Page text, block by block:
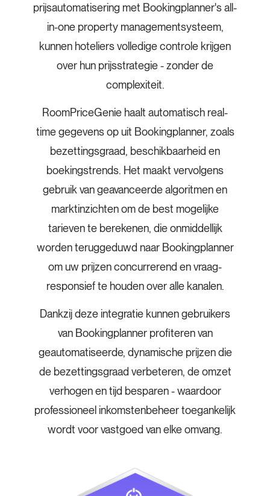
prijsautomatisering met Bookingplanner's all-
in-one property managementsysteem,
kunnen hoteliers volledige controle krijgen
over hun prijsstrategie - zonder de
complexiteit.
RoomPriceGenie haalt automatisch real-
time gegevens op uit Bookingplanner, zoals
bezettingsgraad, beschikbaarheid en
boekingstrends. Het maakt vervolgens
gebruik van geavanceerde algoritmen en
marktinzichten om de best mogelijke
tarieven te berekenen, die onmiddellijk
worden teruggeduwd naar Bookingplanner
om uw prijzen concurrerend en vraag-
responsief te houden over alle kanalen.
Dankzij deze integratie kunnen gebruikers
van Bookingplanner profiteren van
geautomatiseerde, dynamische prijzen die
de bezettingsgraad verbeteren, de omzet
verhogen en tijd besparen - waardoor
professioneel inkomstenbeheer toegankelijk
wordt voor vastgoed van elke omvang.